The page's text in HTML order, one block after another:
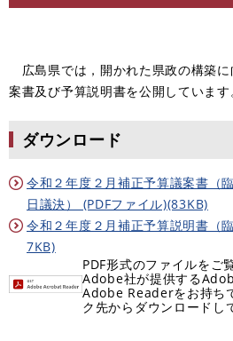
広島県では，開かれた県政の構築
案書及び予算説明書を公開しています
ダウンロード
令和２年度２月補正予算議案書（
日議決） (PDFファイル)(83KB)
令和２年度２月補正予算説明書（
7KB)
PDF形式のファイルをご
Adobe社が提供する
Adobe Readerをお持ち
ク先からダウンロードし